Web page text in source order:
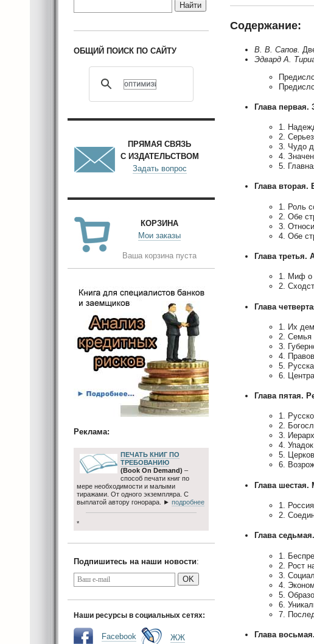
Содержание:
В. В. Сапов.
Эдвард А.
Глава
1.
2.
3. Чудо
4.
5.
Глава вторая.
1. Роль
2. Обе
3.
4. Обе
Глава третья.
1. Миф о
2.
Глава
1. Их
2. Семья
3.
4.
5.
6.
Глава пятая.
1.
2.
3.
4.
5.
6.
Глава
1.
2.
Глава
1.
2. Рост
3.
4.
5.
6.
7.
Глава
Найти
ОБЩИЙ ПОИСК ПО САЙТУ
ПРЯМАЯ СВЯЗЬ
С ИЗДАТЕЛЬСТВОМ
Задать вопрос
КОРЗИНА
Мои заказы
Ваша корзина пуста
Реклама:
ПЕЧАТЬ КНИГ ПО
ТРЕБОВАНИЮ
(Book On Demand) –
способ печати книг по
мере необходимости и малыми
тиражами. От одного экземпляра. С
выплатой автору гонорара. ► подробнее
*
Подпишитесь на наши новости:
OK
Наши ресурсы в социальных сетях:
Facebook ЖЖ